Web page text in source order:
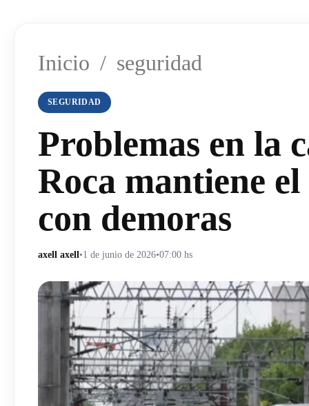
Inicio / seguridad
SEGURIDAD
Problemas en la
Roca mantiene
con demoras
axell axell•1 de junio de 2026•07:00 hs